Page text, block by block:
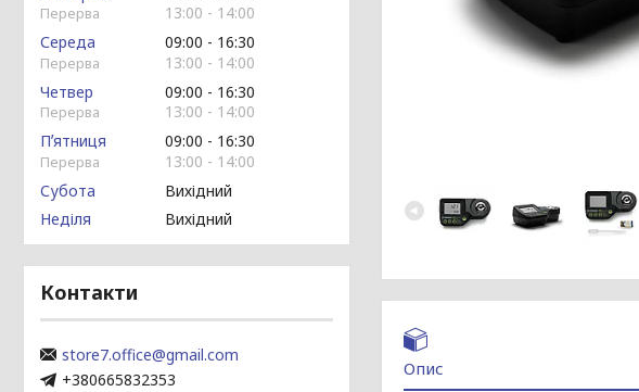
Опис
13:00
14:00
Середа
09:00
16:30
13:00
14:00
Четвер
09:00
16:30
13:00
14:00
Пʼятниця
09:00
16:30
13:00
14:00
Субота
Вихідний
Неділя
Вихідний
Контакти
store7.office@gmail.com
+380665832353